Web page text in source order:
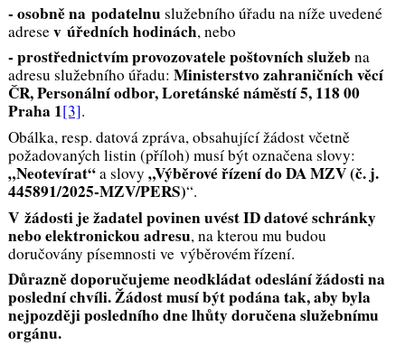
- osobně na podatelnuslužebního úřadu na níže uvedené
adresev úředních hodinách, nebo
- prostřednictvím provozovatele poštovních služeb na
adresu služebního úřadu: Ministerstvo zahraničních věcí
ČR, Personální odbor, Loretánské náměstí 5, 118 00
Praha 1[3].
Obálka, resp. datová zpráva, obsahující žádost včetně
požadovaných listin (příloh) musí být označena slovy:
„Neotevírat“a slovy „Výběrové řízení doDA MZV(č. j.
445891/2025-MZV/PERS)“.
V žádosti je žadatel povinen uvést ID datové schránky
nebo elektronickou adresu, na kterou mu budou
doručovány písemnosti ve výběrovém řízení.
Důrazně doporučujeme neodkládat odeslání žádosti na
poslední chvíli. Žádost musí být podána tak, aby byla
nejpozději posledního dne lhůty doručena služebnímu
orgánu.